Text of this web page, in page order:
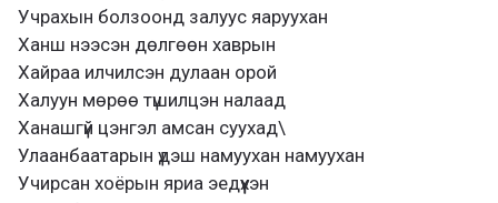
Учрахын болзоонд залуус яаруухан
Ханш нээсэн дөлгөөн хаврын
Хайраа илчилсэн дулаан орой
Халуун мөрөө түшилцэн налаад
Ханашгүй цэнгэл амсан суухад\
Улаанбаатарын үдэш намуухан намуухан
Учирсан хоёрын яриа эедүүхэн